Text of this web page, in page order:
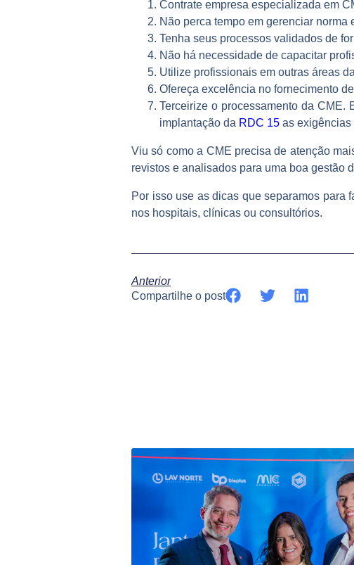
Contrate empresa especializada em
Não perca tempo em gerenciar norma
Tenha seus processos validados de
Não há necessidade de capacitar
Utilize profissionais em outras áreas
Ofereça excelência no fornecimento
Terceirize o processamento da CME.
implantação da RDC 15 as exigências
Viu só como a CME precisa de atenção
revistos e analisados para uma boa gestão
Por isso use as dicas que separamos para
nos hospitais, clínicas ou consultórios.
Anterior
Compartilhe o post